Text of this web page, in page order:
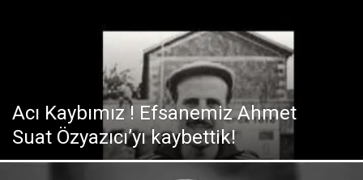
Acı Kaybımız ! Efsanemiz Ahmet
Suat Özyazıcı’yı kaybettik!